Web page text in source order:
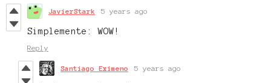
JavierStark 5 years ago
Simplemente: WOW!
Reply
Santiago Eximeno 5 years ago